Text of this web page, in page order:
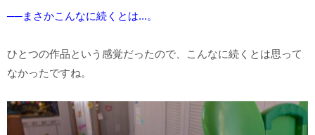
──まさかこんなに続くとは...。
ひとつの作品という感覚だったので、こんなに続くとは思って
なかったですね。